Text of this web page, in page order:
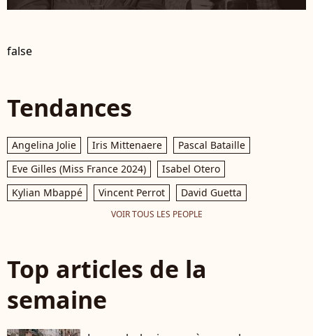
false
Tendances
Angelina Jolie Iris Mittenaere
Pascal Bataille
Eve Gilles (Miss France 2024)
Isabel Otero
Kylian Mbappé
Vincent Perrot David Guetta
VOIR TOUS LES PEOPLE
Top articles de la
semaine